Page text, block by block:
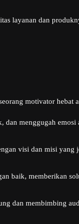
layanan dan
motivator hebat
dan menggugah
visi dan misi yang
baik, memberikan
dan membimbing